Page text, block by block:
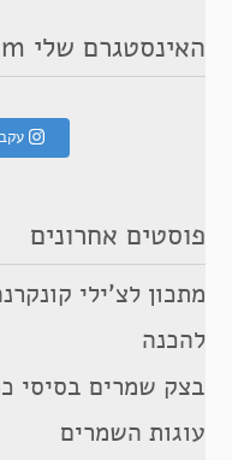
האינסטגרם שלי My Instagram
פוסטים אחרונים
מתכון לצ’ילי
להכנה
בצק שמרים בסיסי
עוגות השמרים